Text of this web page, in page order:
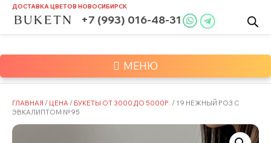
SkipДОСТАВКА ЦВЕТОВ НОВОСИБИРСК
+7 (993) 016-48-31
МЕНЮ
ГЛАВНАЯ / ЦЕНА / БУКЕТЫ ОТ 3000 ДО 5000Р. / 19 НЕЖНЫЙ РОЗ С
ЭВКАЛИПТОМ №95